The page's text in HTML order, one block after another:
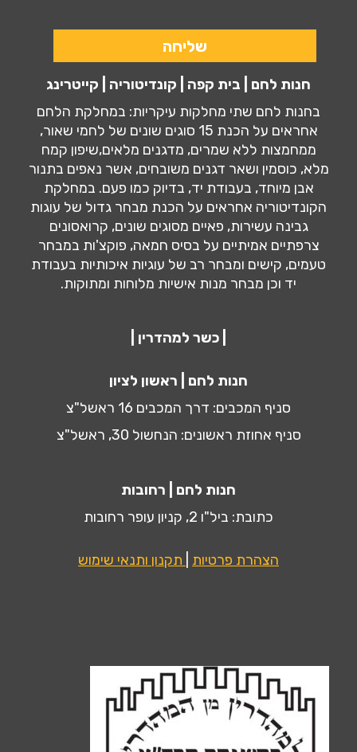
חנות לחם | בית קפה | קונדיטוריה | קייטרינג
בחנות לחם שתי מחלקות עיקריות: במחלקת הלחם
אחראים על הכנת 15 סוגים שונים של לחמי שאור,
ממחמצות ללא שמרים, מדגנים מלאים,שיפון קמח
מלא, כוסמין ושאר דגנים משובחים, אשר נאפים בתנור
אבן מיוחד, בעבודת יד, בדיוק כמו פעם. במחלקת
הקונדיטוריה אחראים על הכנת מבחר גדול של עוגות
גבינה עשירות, פאיים מסוגים שונים, קרואסונים
צרפתיים אמיתיים על בסיס חמאה, פוקצ'ות במבחר
טעמים, קישים ומבחר רב של עוגיות איכותיות בעבודת
יד וכן מבחר מנות אישיות מלוחות ומתוקות.
| כשר למהדרין |
חנות לחם | ראשון לציון
סניף המכבים: דרך המכבים 16 ראשל"צ
סניף אחוזת ראשונים: הנחשול 30, ראשל"צ
חנות לחם | רחובות
כתובת: ביל"ו 2, קניון עופר רחובות
הצהרת פרטיות תקנון ותנאי שימוש